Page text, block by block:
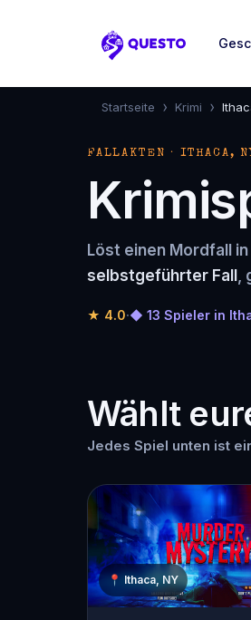
Questo
Startseite › Krimi ›
FALLAKTEN · ITHACA,
Löst einen Mordfall
selbstgeführter Fall ,
★ 4.0·◆ 13 Spieler in
Wählt
Jedes Spiel unten ist
📍 Ithaca, NY